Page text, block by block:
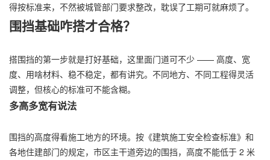
得按标准来，不然被城管部门要求整改，耽误了工期可就麻烦了。
围挡基础咋搭才合格？
搭围挡的第一步就是打好基础，这里面门道可不少 —— 高度、宽
度、用啥材料、稳不稳定，都有讲究。不同地方、不同工程得灵活
调整，但核心的标准可不能含糊。
多高多宽有说法
围挡的高度得看施工地方的环境。按《建筑施工安全检查标准》和
各地住建部门的规定，市区主干道旁边的围挡，高度不能低于 2 米